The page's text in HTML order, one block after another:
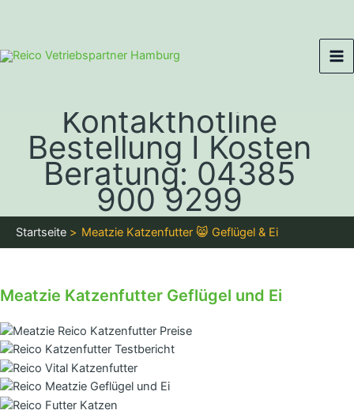
Kontakthotline
Bestellung I Kosten
Beratung: 04385
900 9299
Startseite Meatzie Katzenfutter 😸 Geflügel & Ei
Meatzie Katzenfutter Geflügel und Ei